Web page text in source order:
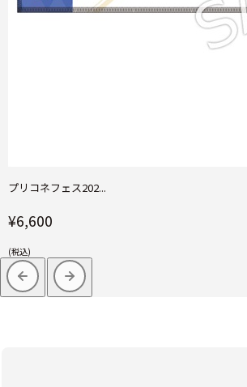
プリコネフェス202...
¥6,600
(税込)